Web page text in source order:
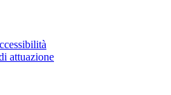
attuazione